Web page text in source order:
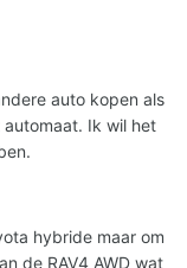
auto kopen als
Ik wil het
hybride maar om
de RAV4 AWD wat